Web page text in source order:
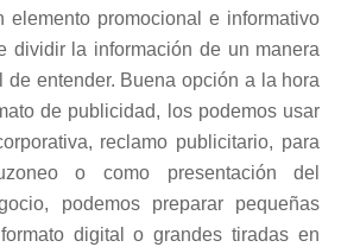
elemento promocional e informativo
dividir la información de un manera
de entender. Buena opción a la hora
de publicidad, los podemos usar
reclamo publicitario, para
o como presentación del
podemos preparar pequeñas
digital o grandes tiradas en